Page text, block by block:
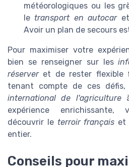
météorologiques ou les
le transport en autocaret
Avoir un plan de secours
Pour maximiser votre
bien se renseigner sur les
réserveret de rester flexible
tenant compte de ces
international de l'agriculture
expérience
découvrir le terroir français et
entier.
Conseils pour